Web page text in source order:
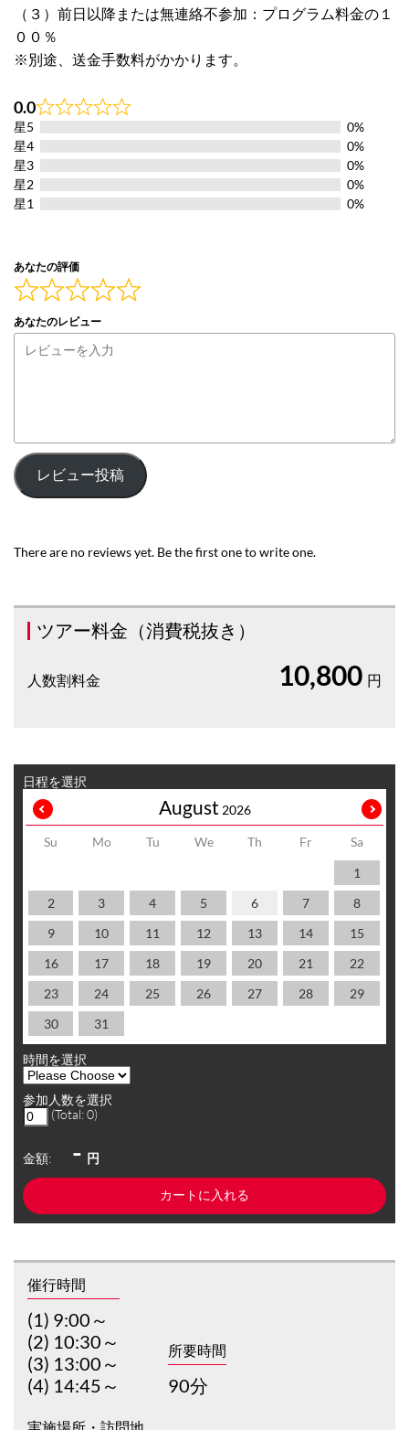
（３）前日以降または無連絡不参加：プログラム料金の１
００％
※別途、送金手数料がかかります。
0.0
Rated
out
of
5
星5
0%
星4
0%
星3
0%
星2
0%
星1
0%
あなたの評価
あなたのレビュー
レビュー投稿
There are no reviews yet. Be the first one to write one.
ツアー料金（消費税抜き）
人数割料金 10,800 円
日程を選択
August 2026
Su Mo Tu We Th Fr
Sa
1
2
3 4 5 6 7
8
9
10 11 12 13 14
15
16
17 18 19 20 21
22
23
24 25 26 27 28
29
30
31
時間を選択
参加人数を選択
(Total:0)
金額: - 円
催行時間
(1) 9:00～
(2) 10:30～
(3) 13:00～
(4) 14:45～
所要時間
90分